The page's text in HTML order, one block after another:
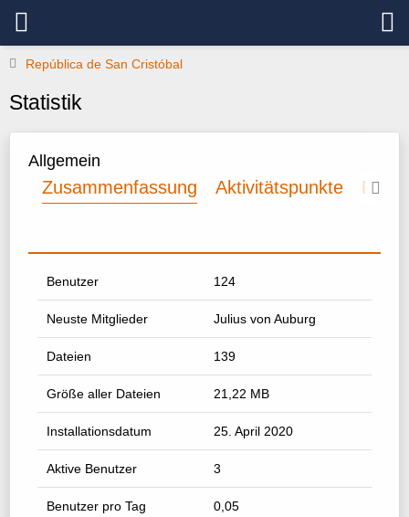
República de San Cristóbal
Statistik
Allgemein
Zusammenfassung Aktivitätspunkte
Benutzer 124
Neuste Mitglieder Julius von Auburg
Dateien 139
Größe aller Dateien 21,22 MB
Installationsdatum 25. April 2020
Aktive Benutzer 3
Benutzer pro Tag 0,05